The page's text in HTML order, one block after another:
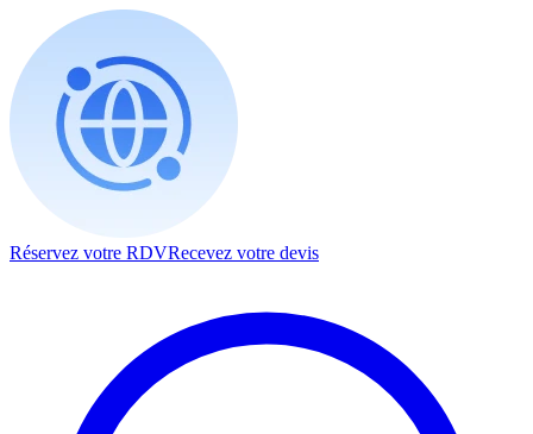
Réservez votre RDVRecevez votre devis